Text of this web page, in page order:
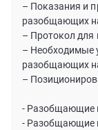
– Показания и
разобщающих
– Протокол
– Необходимые
разобщающих
–
- Разобщающие
- Разобщающие